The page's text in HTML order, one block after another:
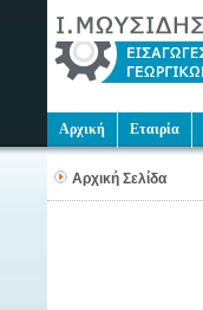
Αρχική Εταιρία
Αρχική Σελίδα